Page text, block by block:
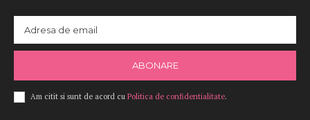
ABONARE
Am citit si sunt de acord cu Politica de confidentialitate.